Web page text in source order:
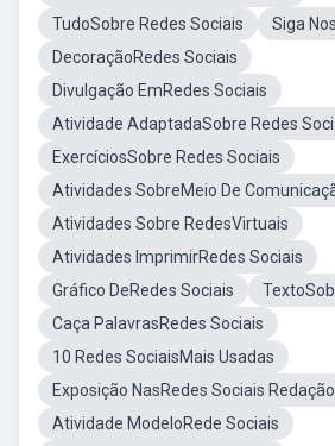
TudoSobre Redes Sociais
Siga
DecoraçãoRedes Sociais
Divulgação EmRedes Sociais
Atividade AdaptadaSobre Redes
ExercíciosSobre Redes Sociais
Atividades SobreMeio De
Atividades Sobre RedesVirtuais
Atividades ImprimirRedes Sociais
Gráfico DeRedes Sociais
Caça PalavrasRedes Sociais
10 Redes SociaisMais Usadas
Exposição NasRedes Sociais Redação
Atividade ModeloRede Sociais